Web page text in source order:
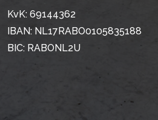
KvK: 69144362
IBAN: NL17RABO0105835188
BIC: RABONL2U